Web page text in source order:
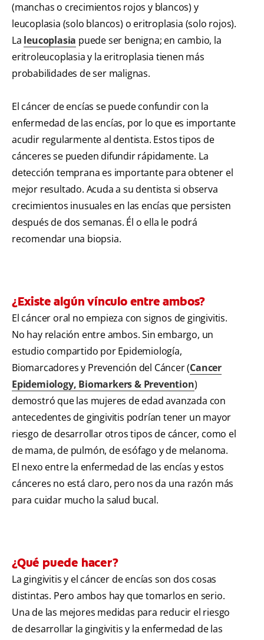
(manchas o crecimientos rojos y blancos) y
leucoplasia (solo blancos) o eritroplasia (solo rojos).
La leucoplasia puede ser benigna; en cambio, la
eritroleucoplasia y la eritroplasia tienen más
probabilidades de ser malignas.
El cáncer de encías se puede confundir con la
enfermedad de las encías, por lo que es importante
acudir regularmente al dentista. Estos tipos de
cánceres se pueden difundir rápidamente. La
detección temprana es importante para obtener el
mejor resultado. Acuda a su dentista si observa
crecimientos inusuales en las encías que persisten
después de dos semanas. Él o ella le podrá
recomendar una biopsia.
¿Existe algún vínculo entre ambos?
El cáncer oral no empieza con signos de gingivitis.
No hay relación entre ambos. Sin embargo, un
estudio compartido por Epidemiología,
Biomarcadores y Prevención del Cáncer (Cancer
Epidemiology, Biomarkers & Prevention)
demostró que las mujeres de edad avanzada con
antecedentes de gingivitis podrían tener un mayor
riesgo de desarrollar otros tipos de cáncer, como el
de mama, de pulmón, de esófago y de melanoma.
El nexo entre la enfermedad de las encías y estos
cánceres no está claro, pero nos da una razón más
para cuidar mucho la salud bucal.
¿Qué puede hacer?
La gingivitis y el cáncer de encías son dos cosas
distintas. Pero ambos hay que tomarlos en serio.
Una de las mejores medidas para reducir el riesgo
de desarrollar la gingivitis y la enfermedad de las